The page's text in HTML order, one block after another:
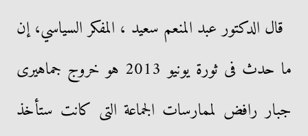
قال الدكتور عبد المنعم سعيد ، المفكر السياسي، إن
ما حدث فى ثورة يونيو 2013 هو خروج جماهيرى
جبار رافض لممارسات الجماعة التى كانت ستأخذ